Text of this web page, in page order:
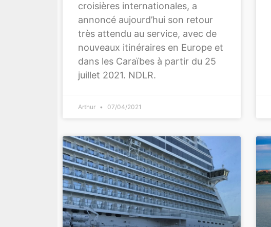
croisières internationales, a
annoncé aujourd’hui son retour
très attendu au service, avec de
nouveaux itinéraires en Europe et
dans les Caraïbes à partir du 25
juillet 2021. NDLR.
Arthur 07/04/2021